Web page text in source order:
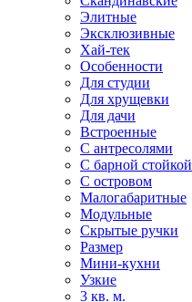
Элитные
Эксклюзивные
Хай-тек
Особенности
Для студии
Для хрущевки
Для дачи
Встроенные
С антресолями
С барной стойкой
С островом
Малогабаритные
Модульные
Скрытые ручки
Размер
Мини-кухни
Узкие
3 кв. м.